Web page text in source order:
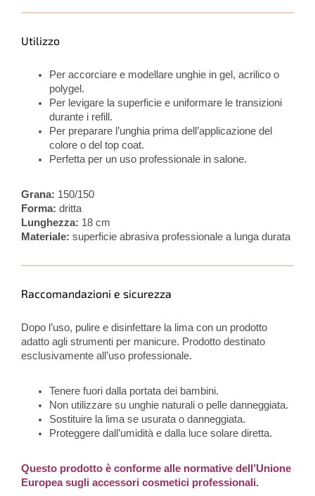
Utilizzo
Per accorciare e modellare unghie in gel, acrilico o
polygel.
Per levigare la superficie e uniformare le transizioni
durante i refill.
Per preparare l’unghia prima dell’applicazione del
colore o del top coat.
Perfetta per un uso professionale in salone.
Grana: 150/150
Forma: dritta
Lunghezza: 18 cm
Materiale: superficie abrasiva professionale a lunga durata
Raccomandazioni e sicurezza
Dopo l’uso, pulire e disinfettare la lima con un prodotto
adatto agli strumenti per manicure. Prodotto destinato
esclusivamente all’uso professionale.
Tenere fuori dalla portata dei bambini.
Non utilizzare su unghie naturali o pelle danneggiata.
Sostituire la lima se usurata o danneggiata.
Proteggere dall’umidità e dalla luce solare diretta.
Questo prodotto è conforme alle normative dell’Unione
Europea sugli accessori cosmetici professionali.